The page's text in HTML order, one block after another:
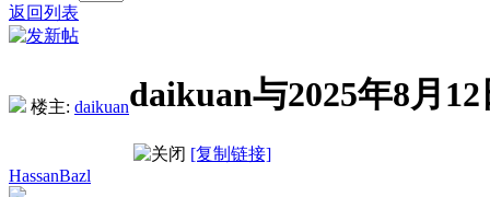
返回列表
楼主: daikuandaikuan与2025年8月
[复制链接]
HassanBazl